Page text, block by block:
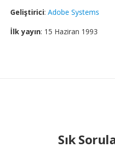
Geliştirici: Adobe Systems
İlk yayın: 15 Haziran 1993
Sık